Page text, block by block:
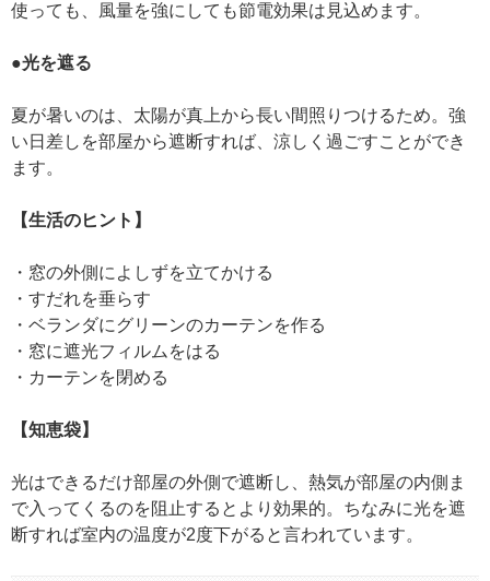
使っても、風量を強にしても節電効果は見込めます。
●光を遮る
夏が暑いのは、太陽が真上から長い間照りつけるため。強
い日差しを部屋から遮断すれば、涼しく過ごすことができ
ます。
【生活のヒント】
・窓の外側によしずを立てかける
・すだれを垂らす
・ベランダにグリーンのカーテンを作る
・窓に遮光フィルムをはる
・カーテンを閉める
【知恵袋】
光はできるだけ部屋の外側で遮断し、熱気が部屋の内側ま
で入ってくるのを阻止するとより効果的。ちなみに光を遮
断すれば室内の温度が2度下がると言われています。